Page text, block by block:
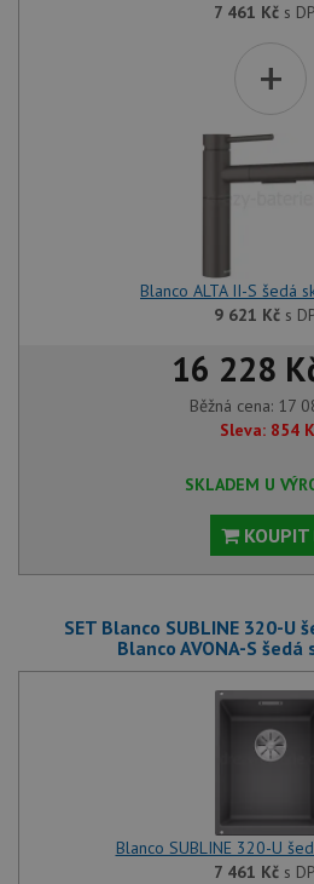
7 461 Kč s
+
Blanco ALTA II-S šedá
9 621 Kčs
16 228
Běžná cena: 17
Sleva: 854
SKLADEM U
KOUPIT
SET Blanco SUBLINE 320-U
Blanco AVONA-S
Blanco SUBLINE 320-U
7 461 Kč s